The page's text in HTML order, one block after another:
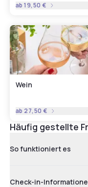
ab19,50 €
Wein
ab 27,50 €
Häufig gestellte
So funktioniert es
Check-in-